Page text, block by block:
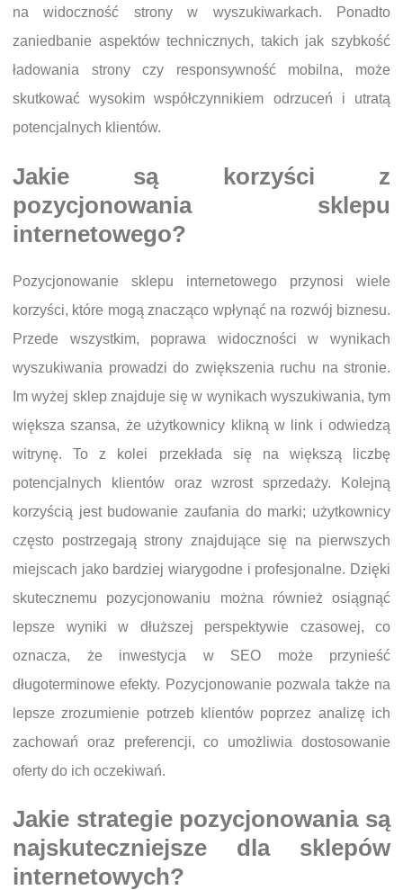
na widoczność strony w wyszukiwarkach. Ponadto
zaniedbanie aspektów technicznych, takich jak szybkość
ładowania strony czy responsywność mobilna, może
skutkować wysokim współczynnikiem odrzuceń i utratą
potencjalnych klientów.
Jakie są korzyści z
pozycjonowania sklepu
internetowego?
Pozycjonowanie sklepu internetowego przynosi wiele
korzyści, które mogą znacząco wpłynąć na rozwój biznesu.
Przede wszystkim, poprawa widoczności w wynikach
wyszukiwania prowadzi do zwiększenia ruchu na stronie.
Im wyżej sklep znajduje się w wynikach wyszukiwania, tym
większa szansa, że użytkownicy klikną w link i odwiedzą
witrynę. To z kolei przekłada się na większą liczbę
potencjalnych klientów oraz wzrost sprzedaży. Kolejną
korzyścią jest budowanie zaufania do marki; użytkownicy
często postrzegają strony znajdujące się na pierwszych
miejscach jako bardziej wiarygodne i profesjonalne. Dzięki
skutecznemu pozycjonowaniu można również osiągnąć
lepsze wyniki w dłuższej perspektywie czasowej, co
oznacza, że inwestycja w SEO może przynieść
długoterminowe efekty. Pozycjonowanie pozwala także na
lepsze zrozumienie potrzeb klientów poprzez analizę ich
zachowań oraz preferencji, co umożliwia dostosowanie
oferty do ich oczekiwań.
Jakie strategie pozycjonowania są
najskuteczniejsze dla sklepów
internetowych?